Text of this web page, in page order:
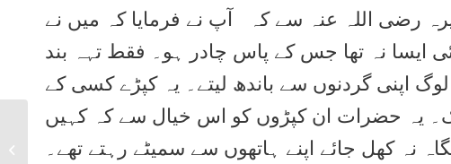
رضی اللہ عنہ سے کہ آپ نے فرمایا کہ میں نے
ایسا نہ تھا جس کے پاس چادر ہو۔ فقط تہہ بند
لوگ اپنی گردنوں سے باندھ لیتے۔ یہ کپڑے کسی کے
یہ حضرات ان کپڑوں کو اس خیال سے کہ کہیں
نہ کھل جائے اپنے ہاتھوں سے سمیٹے رہتے تھے۔
Sahih Bukhari Hadith
No 442 in Urdu, Arabic